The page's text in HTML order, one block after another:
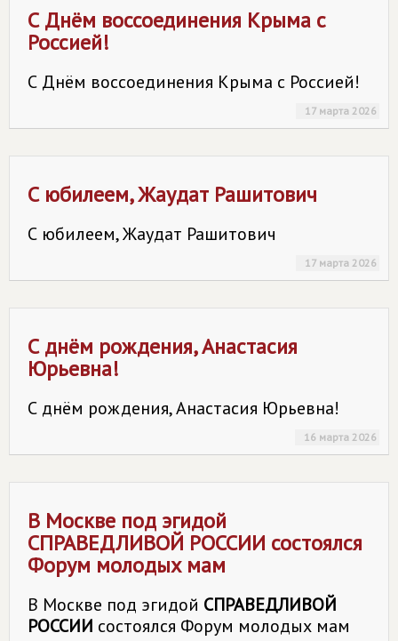
С Днём воссоединения Крыма с
Россией!
С Днём воссоединения Крыма с Россией!
17 марта 2026
С юбилеем, Жаудат Рашитович
С юбилеем, Жаудат Рашитович
17 марта 2026
С днём рождения, Анастасия
Юрьевна!
С днём рождения, Анастасия Юрьевна!
16 марта 2026
В Москве под эгидой
СПРАВЕДЛИВОЙ РОССИИ состоялся
Форум молодых мам
В Москве под эгидой СПРАВЕДЛИВОЙ
РОССИИ состоялся Форум молодых мам